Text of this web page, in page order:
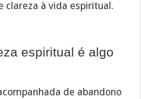
clareza à vida espiritual.
espiritual é algo
de abandono